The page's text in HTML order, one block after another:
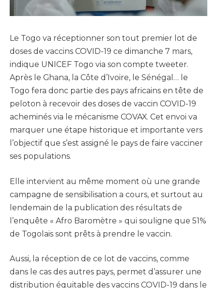
Le Togo va réceptionner son tout premier lot de
doses de vaccins COVID-19 ce dimanche 7 mars,
indique UNICEF Togo via son compte tweeter.
Après le Ghana, la Côte d’Ivoire, le Sénégal… le
Togo fera donc partie des pays africains en tête de
peloton à recevoir des doses de vaccin COVID-19
acheminés via le mécanisme COVAX. Cet envoi va
marquer une étape historique et importante vers
l’objectif que s’est assigné le pays de faire vacciner
ses populations.
Elle intervient au même moment où une grande
campagne de sensibilisation a cours, et surtout au
lendemain de la publication des résultats de
l’enquête « Afro Baromètre » qui souligne que 51%
de Togolais sont prêts à prendre le vaccin.
Aussi, la réception de ce lot de vaccins, comme
dans le cas des autres pays, permet d’assurer une
distribution équitable des vaccins COVID-19 dans le